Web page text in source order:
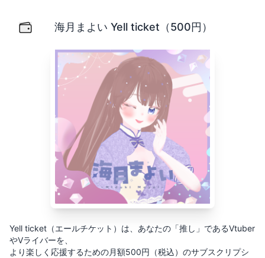
海月まよい Yell ticket（500円）
Yell ticket（エールチケット）は、あなたの「推し」であるVtuber
やVライバーを、
より楽しく応援するための月額500円（税込）のサブスクリプシ